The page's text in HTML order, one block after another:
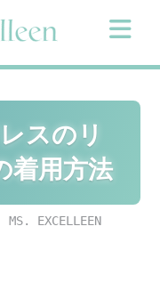
スのリ
用方法
EXCELLEEN